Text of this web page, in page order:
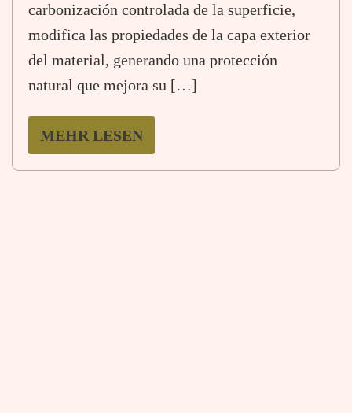
carbonización controlada de la superficie,
modifica las propiedades de la capa exterior
del material, generando una protección
natural que mejora su […]
MEHR LESEN